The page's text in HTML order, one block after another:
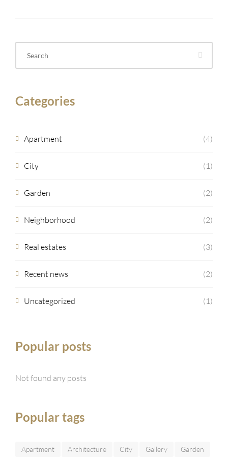
Categories
Apartment (4)
City (1)
Garden (2)
Neighborhood (2)
Real estates (3)
Recent news (2)
Uncategorized (1)
Popular posts
Not found any posts
Popular tags
Apartment Architecture City Gallery Garden